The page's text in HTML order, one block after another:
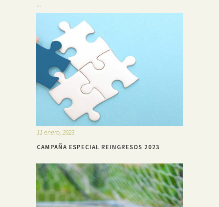
...
11 enero, 2023
CAMPAÑA ESPECIAL REINGRESOS 2023